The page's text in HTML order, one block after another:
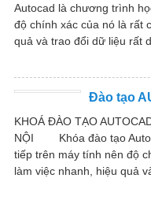
Autocad là chương trình
độ chính xác của nó là rất
quả và trao đổi dữ liệu rất
Đào tạo
KHOÁ ĐÀO TẠO
NỘI Khóa đào tạo
tiếp trên máy tính nên độ
làm việc nhanh, hiệu quả